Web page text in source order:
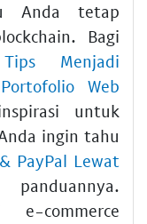
Anda tetap
Bagi
Tips Menjadi
Web
untuk
ingin tahu
PayPal Lewat
commerce